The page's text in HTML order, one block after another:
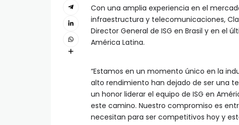
Con una amplia experiencia en el
infraestructura y telecomunicaciones,
Director General de ISG en Brasil y en el
América Latina.
“Estamos en un momento único en la
alto rendimiento han dejado de ser una
un honor liderar el equipo de ISG en
este camino. Nuestro compromiso es
necesitan para ser competitivos hoy y